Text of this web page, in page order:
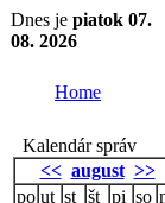
Dnes je piatok 07.
08. 2026
Home
Kalendár správ
<< august >>
po ut st št pi so